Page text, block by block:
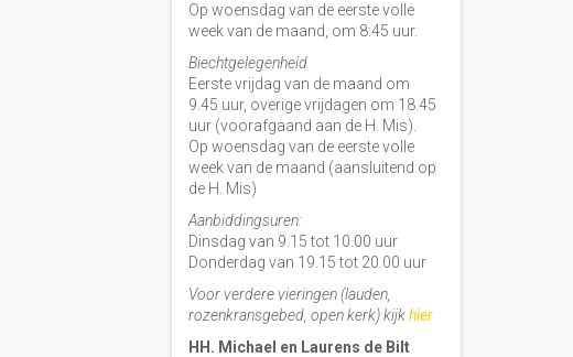
Op woensdag van de eerste volle
week van de maand, om 8:45 uur.
Biechtgelegenheid
Eerste vrijdag van de maand om
9.45 uur, overige vrijdagen om 18.45
uur (voorafgaand aan de H. Mis).
Op woensdag van de eerste volle
week van de maand (aansluitend op
de H. Mis)
Aanbiddingsuren:
Dinsdag van 9.15 tot 10.00 uur
Donderdag van 19.15 tot 20.00 uur
Voor verdere vieringen (lauden,
rozenkransgebed, open kerk) kijkhier
HH. Michael en Laurens de Bilt